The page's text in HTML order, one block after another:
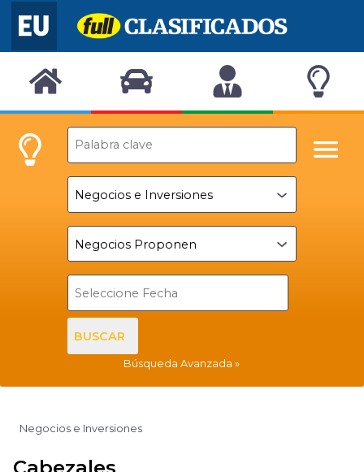
BUSCAR
Búsqueda Avanzada
Negocios e Inversiones